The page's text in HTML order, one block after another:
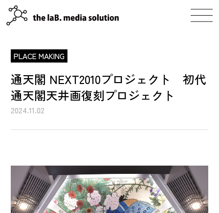
サステイナビリティ
PLACE MAKING
通天閣 NEXT2010プロジェクト 初代
通天閣天井画復刻プロジェクト
2024.11.02